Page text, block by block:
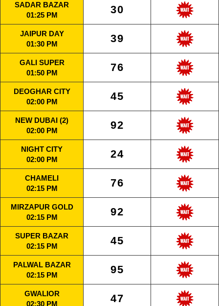
SADAR BAZAR
01:25 PM
30
JAIPUR DAY
01:30 PM
39
GALI SUPER
01:50 PM
76
DEOGHAR CITY
02:00 PM
45
NEW DUBAI (2)
02:00 PM
92
NIGHT CITY
02:00 PM
24
CHAMELI
02:15 PM
76
MIRZAPUR GOLD
02:15 PM
92
SUPER BAZAR
02:15 PM
45
PALWAL BAZAR
02:15 PM
95
GWALIOR
02:30 PM
47